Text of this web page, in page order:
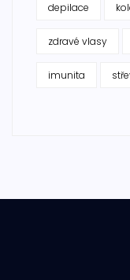
depilace
zdravé vlasy
imunita